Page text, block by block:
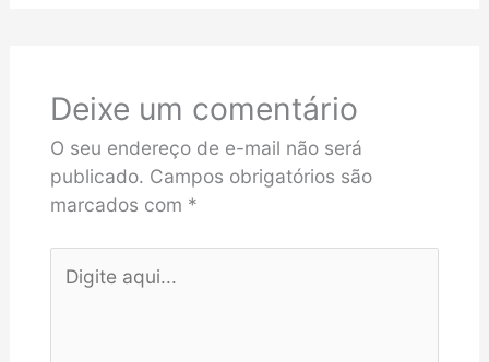
Deixe um comentário
O seu endereço de e-mail não será
publicado. Campos obrigatórios são
marcados com *
aqui...